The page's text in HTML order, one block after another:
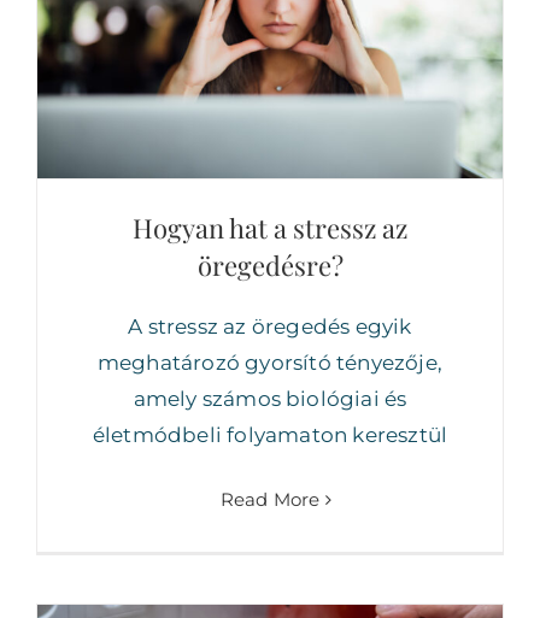
Hogyan hat a stressz az öregedésre?
Hogyan hat a stressz az
öregedésre?
A stressz az öregedés egyik
meghatározó gyorsító tényezője,
amely számos biológiai és
életmódbeli folyamaton keresztül
Read More